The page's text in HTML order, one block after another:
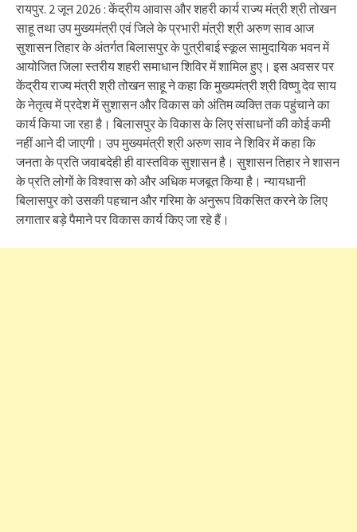
रायपुर. 2 जून 2026 : केंद्रीय आवास और शहरी कार्य राज्य मंत्री श्री तोखन
साहू तथा उप मुख्यमंत्री एवं जिले के प्रभारी मंत्री श्री अरुण साव आज
सुशासन तिहार के अंतर्गत बिलासपुर के पुत्रीबाई स्कूल सामुदायिक भवन में
आयोजित जिला स्तरीय शहरी समाधान शिविर में शामिल हुए। इस अवसर पर
केंद्रीय राज्य मंत्री श्री तोखन साहू ने कहा कि मुख्यमंत्री श्री विष्णु देव साय
के नेतृत्व में प्रदेश में सुशासन और विकास को अंतिम व्यक्ति तक पहुंचाने का
कार्य किया जा रहा है। बिलासपुर के विकास के लिए संसाधनों की कोई कमी
नहीं आने दी जाएगी। उप मुख्यमंत्री श्री अरुण साव ने शिविर में कहा कि
जनता के प्रति जवाबदेही ही वास्तविक सुशासन है। सुशासन तिहार ने शासन
के प्रति लोगों के विश्वास को और अधिक मजबूत किया है। न्यायधानी
बिलासपुर को उसकी पहचान और गरिमा के अनुरूप विकसित करने के लिए
लगातार बड़े पैमाने पर विकास कार्य किए जा रहे हैं।